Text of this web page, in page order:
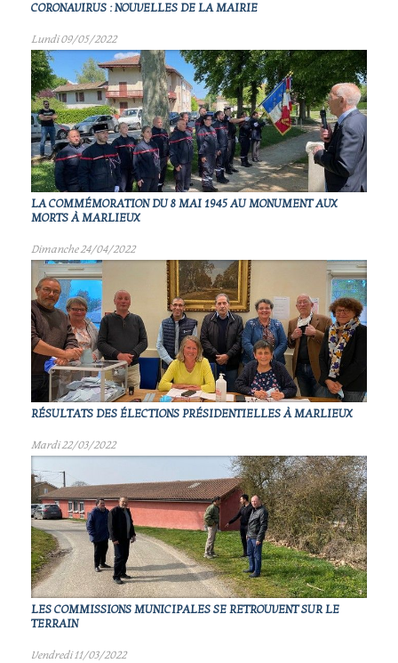
CORONAVIRUS : NOUVELLES DE LA MAIRIE
Lundi 09/05/2022
LA COMMÉMORATION DU 8 MAI 1945 AU MONUMENT AUX
MORTS À MARLIEUX
Dimanche 24/04/2022
RÉSULTATS DES ÉLECTIONS PRÉSIDENTIELLES À MARLIEUX
Mardi 22/03/2022
LES COMMISSIONS MUNICIPALES SE RETROUVENT SUR LE
TERRAIN
Vendredi 11/03/2022